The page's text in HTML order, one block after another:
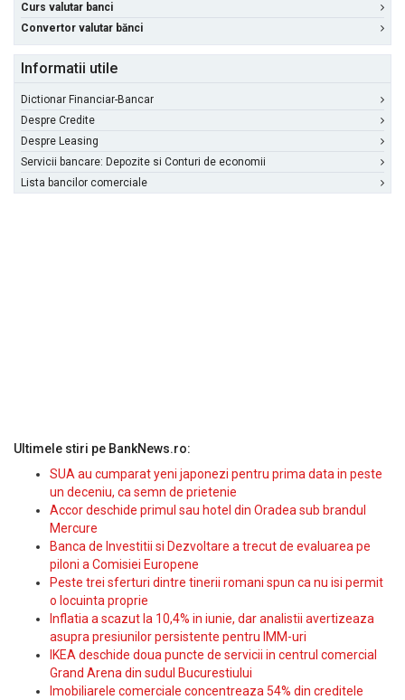
Curs valutar banci
Convertor valutar bănci
Informatii utile
Dictionar Financiar-Bancar
Despre Credite
Despre Leasing
Servicii bancare: Depozite si Conturi de economii
Lista bancilor comerciale
Ultimele stiri pe BankNews.ro:
SUA au cumparat yeni japonezi pentru prima data in peste
un deceniu, ca semn de prietenie
Accor deschide primul sau hotel din Oradea sub brandul
Mercure
Banca de Investitii si Dezvoltare a trecut de evaluarea pe
piloni a Comisiei Europene
Peste trei sferturi dintre tinerii romani spun ca nu isi permit
o locuinta proprie
Inflatia a scazut la 10,4% in iunie, dar analistii avertizeaza
asupra presiunilor persistente pentru IMM-uri
IKEA deschide doua puncte de servicii in centrul comercial
Grand Arena din sudul Bucurestiului
Imobiliarele comerciale concentreaza 54% din creditele